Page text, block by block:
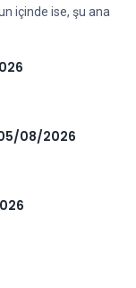
içinde ise, şu ana
08/2026